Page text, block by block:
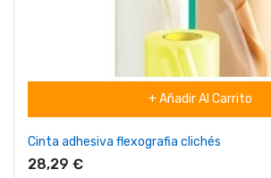
+ Añadir Al Carrito
Cinta adhesiva flexografia clichés
28,29 €